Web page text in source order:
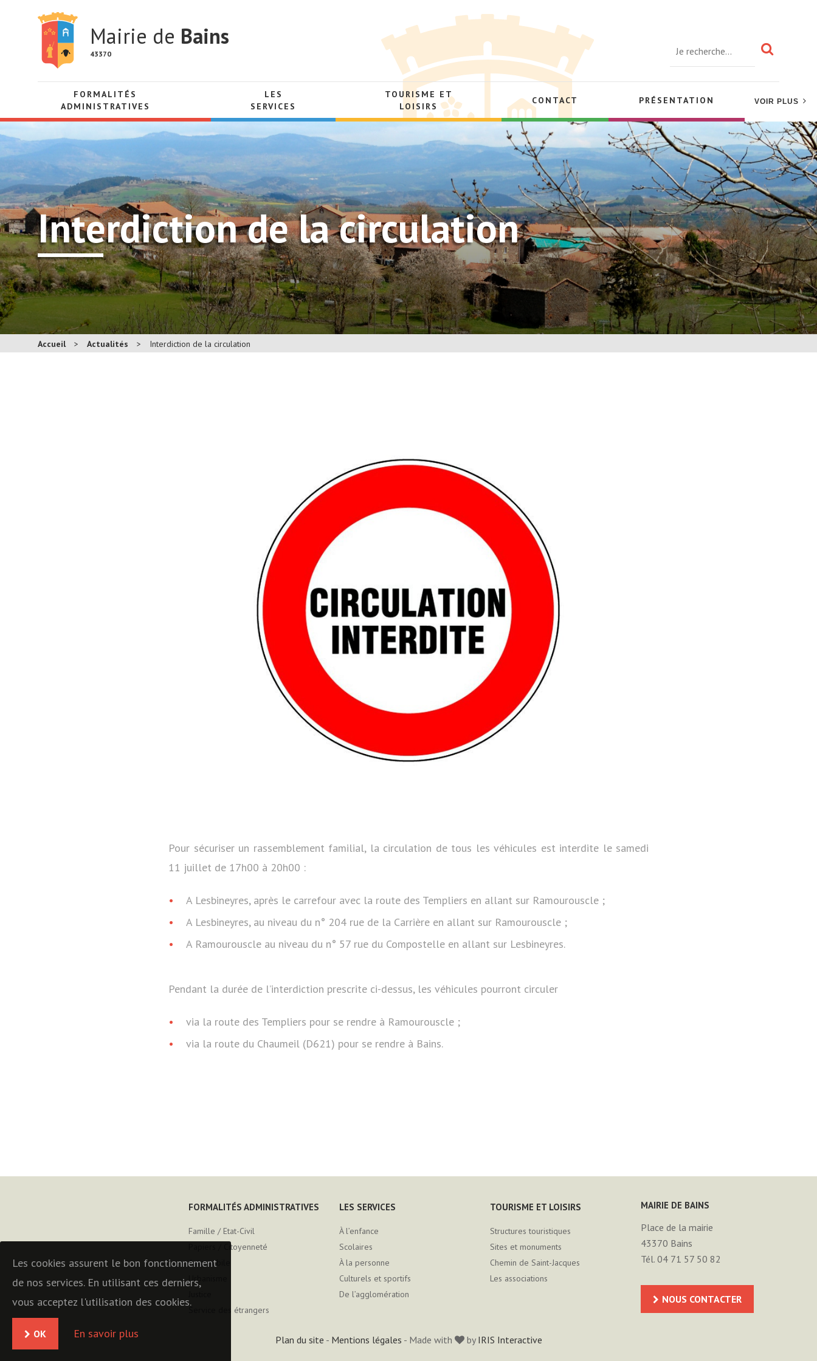
Mairie de Bains
43370
FORMALITÉS
ADMINISTRATIVES
LES
SERVICES
TOURISME ET
LOISIRS
CONTACT PRÉSENTATION VOIR PLUS
Interdiction de la circulation
Accueil > Actualités > Interdiction de la circulation
Pour sécuriser un rassemblement familial, la circulation de tous les véhicules est interdite le samedi
11 juillet de 17h00 à 20h00 :
A Lesbineyres, après le carrefour avec la route des Templiers en allant sur Ramourouscle ;
A Lesbineyres, au niveau du n° 204 rue de la Carrière en allant sur Ramourouscle ;
A Ramourouscle au niveau du n° 57 rue du Compostelle en allant sur Lesbineyres.
Pendant la durée de l’interdiction prescrite ci-dessus, les véhicules pourront circuler
via la route des Templiers pour se rendre à Ramourouscle ;
via la route du Chaumeil (D621) pour se rendre à Bains.
FORMALITÉS ADMINISTRATIVES
Famille / Etat-Civil
Papiers / Citoyenneté
Automobile
Urbanisme
Service des étrangers
LES SERVICES
À l’enfance
Scolaires
À la personne
Culturels et sportifs
De l’agglomération
TOURISME ET LOISIRS
Structures touristiques
Sites et monuments
Chemin de Saint-Jacques
Les associations
MAIRIE DE BAINS
Place de la mairie
43370 Bains
Tél. 04 71 57 50 82
NOUS CONTACTER
Plan du site - Mentions légales - Made with by IRIS Interactive
Les cookies assurent le bon fonctionnement
de nos services. En utilisant ces derniers,
vous acceptez l'utilisation des cookies.
OK En savoir plus